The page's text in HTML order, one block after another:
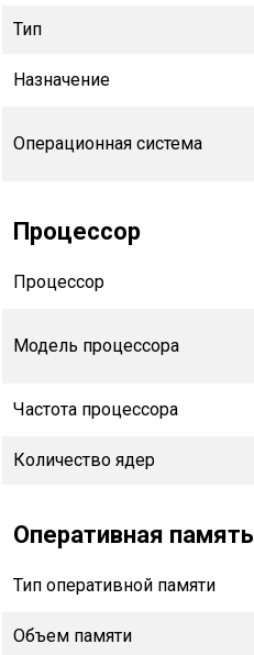
Тип
Назначение
Операционная система
Процессор
Процессор
Модель процессора
Частота процессора
Количество ядер
Оперативная память
Тип оперативной памяти
Объем памяти